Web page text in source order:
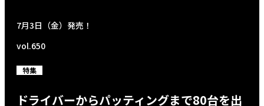
7月3日（金）発売！
vol.650
特集
ドライバーからパッティングまで80台を出